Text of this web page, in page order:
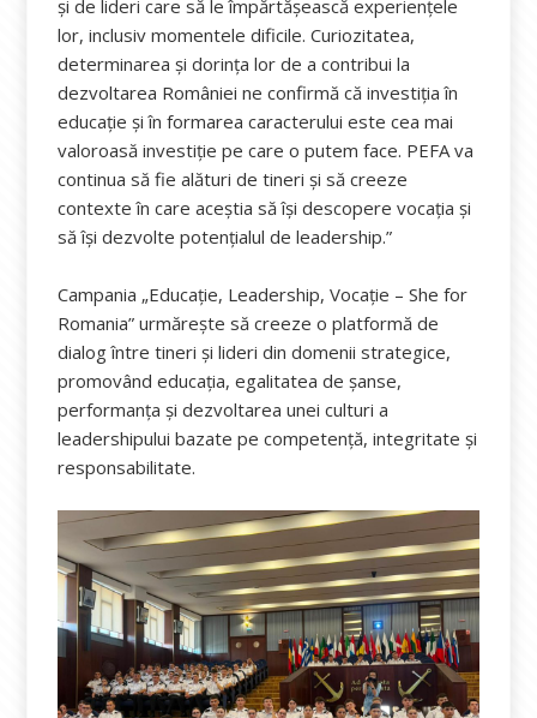
și de lideri care să le împărtășească experiențele
lor, inclusiv momentele dificile. Curiozitatea,
determinarea și dorința lor de a contribui la
dezvoltarea României ne confirmă că investiția în
educație și în formarea caracterului este cea mai
valoroasă investiție pe care o putem face. PEFA va
continua să fie alături de tineri și să creeze
contexte în care aceștia să își descopere vocația și
să își dezvolte potențialul de leadership.”
Campania „Educație, Leadership, Vocație – She for
Romania” urmărește să creeze o platformă de
dialog între tineri și lideri din domenii strategice,
promovând educația, egalitatea de șanse,
performanța și dezvoltarea unei culturi a
leadershipului bazate pe competență, integritate și
responsabilitate.